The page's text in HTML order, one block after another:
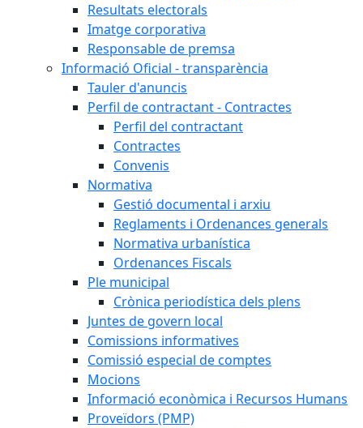
Resultats electorals
Imatge corporativa
Responsable de premsa
Informació Oficial - transparència
Tauler d'anuncis
Perfil de contractant - Contractes
Perfil del contractant
Contractes
Convenis
Normativa
Gestió documental i arxiu
Reglaments i Ordenances generals
Normativa urbanística
Ordenances Fiscals
Ple municipal
Crònica periodística dels plens
Juntes de govern local
Comissions informatives
Comissió especial de comptes
Mocions
Informació econòmica i Recursos Humans
Proveïdors (PMP)